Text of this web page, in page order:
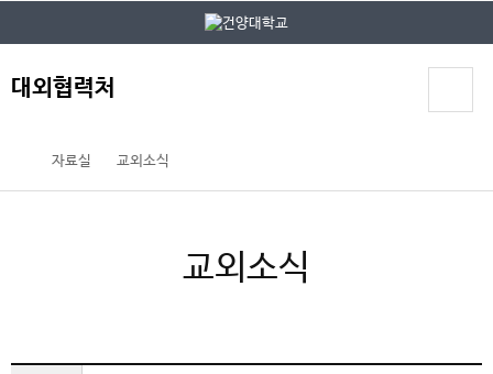
대외협력처
자료실 교외소식
교외소식